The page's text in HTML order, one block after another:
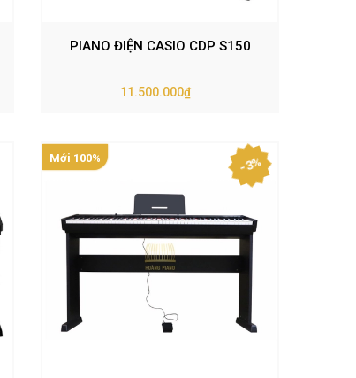
PIANO ĐIỆN CASIO CDP S150
11.500.000₫
- 3%
Mới 100%